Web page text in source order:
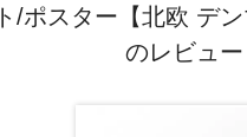
/ポスター【北欧 デ
のレビュー